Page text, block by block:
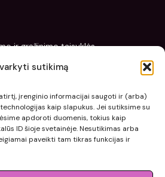
sutikimą
įrenginio informacijai saugoti ir (arba)
kaip slapukus. Jei sutiksime su
apdoroti duomenis, tokius kaip
ID šioje svetainėje. Nesutikimas arba
paveikti tam tikras funkcijas ir
ir grąžinimo taisyklės
Slapukų politika